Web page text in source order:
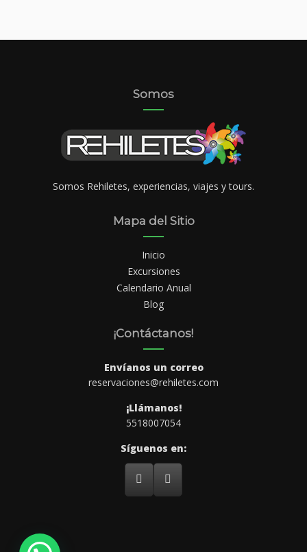
Somos
Somos Rehiletes, experiencias, viajes y tours.
Mapa del Sitio
Inicio
Excursiones
Calendario Anual
Blog
¡Contáctanos!
Envíanos un correo
reservaciones@rehiletes.com
¡Llámanos!
5518007054
Síguenos en: